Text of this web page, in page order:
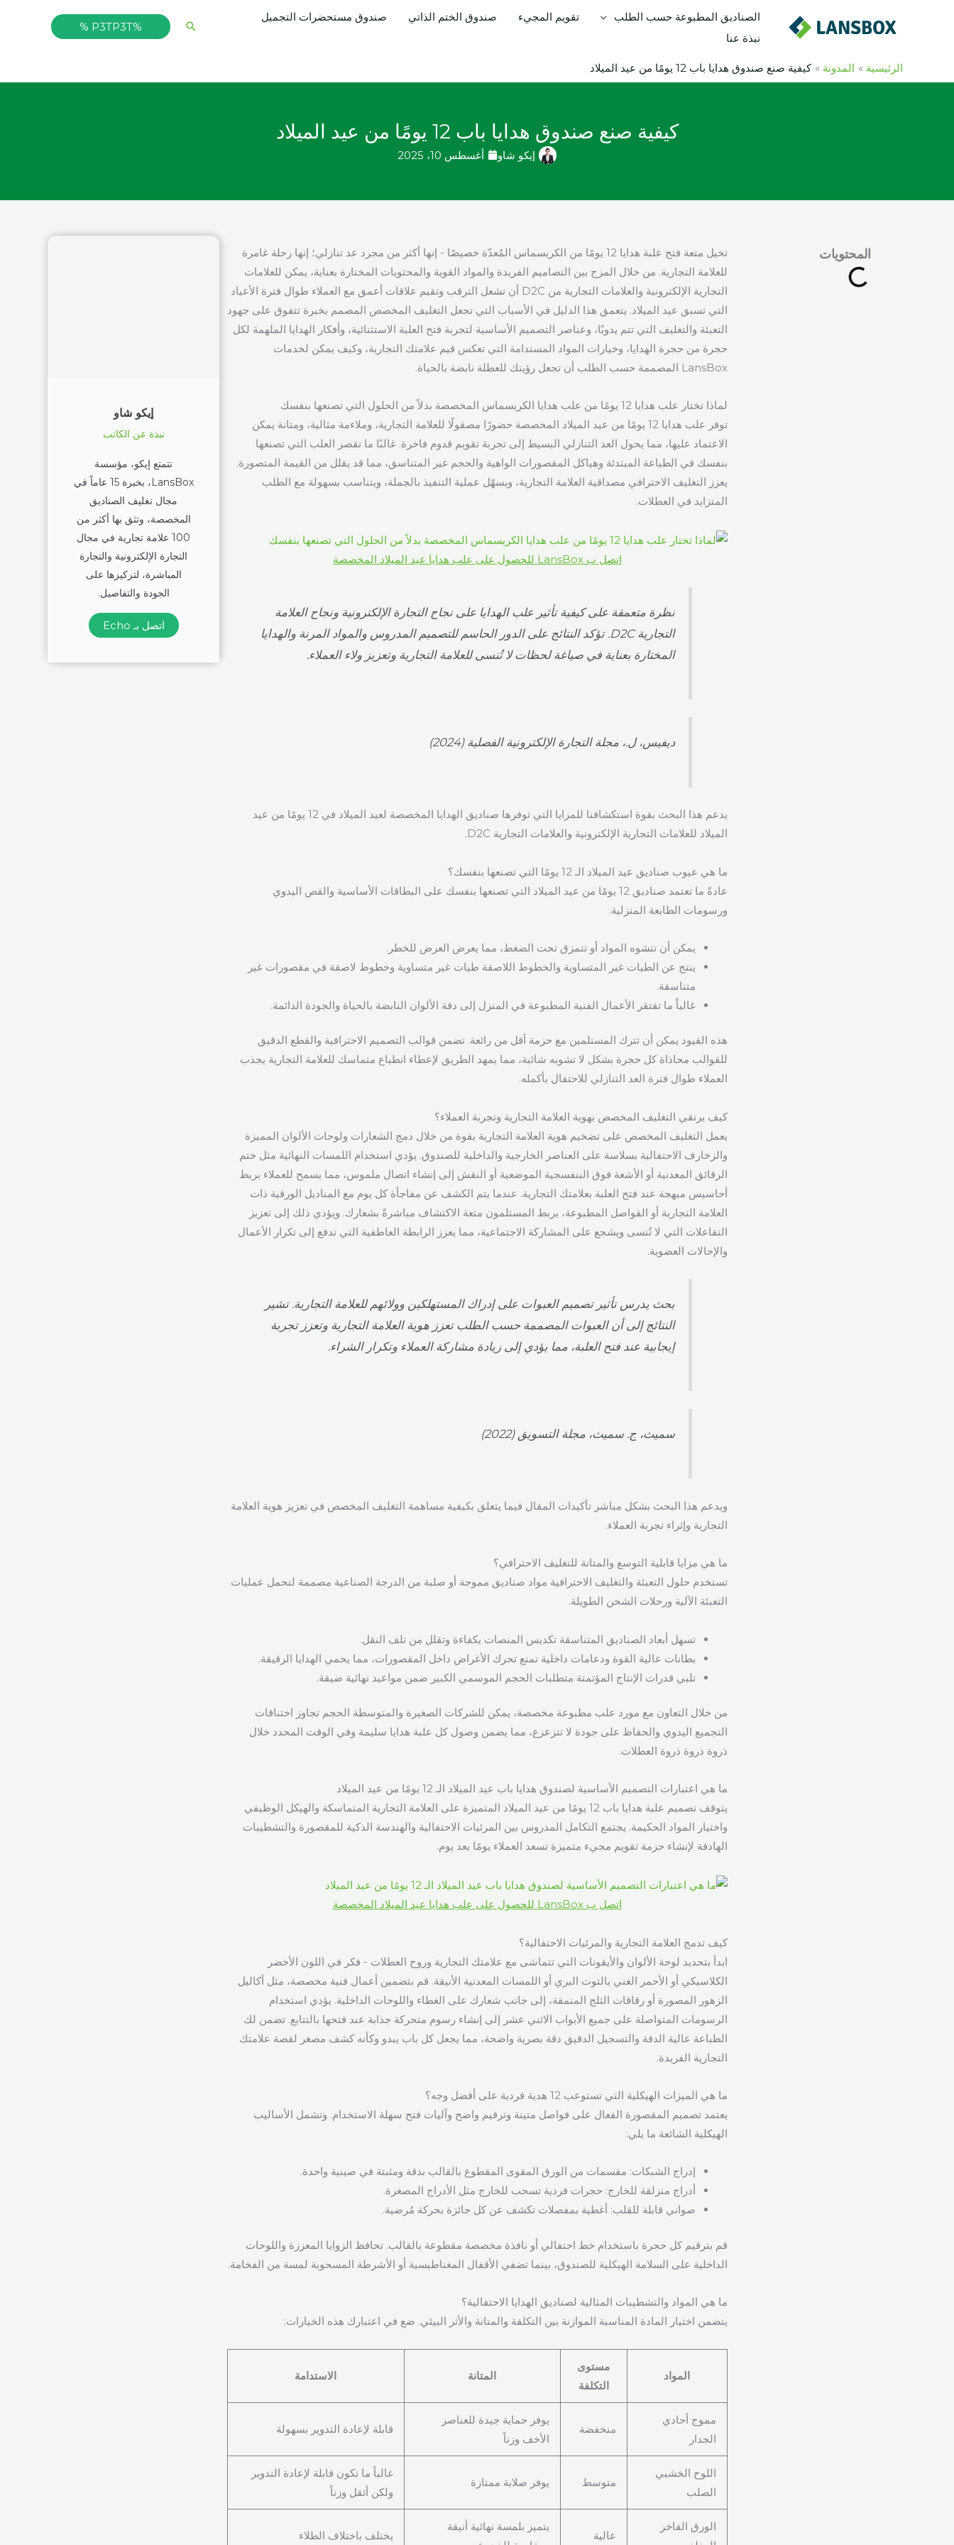
الصناديق المطبوعة حسب الطلب تقويم المجيء صندوق الختم الذاتي
صندوق مستحضرات التجميل
نبذة عنا
البحث %P3TP3T %
الرئيسية المدونة كيفية صنع صندوق هدايا باب 12 يومًا من عيد الميلاد
كيفية صنع صندوق هدايا باب 12 يومًا من عيد الميلاد
إيكو شاو أغسطس 10، 2025
المحتويات
تخيل متعة فتح علبة هدايا 12 يومًا من الكريسماس المُعدّة خصيصًا - إنها أكثر من مجرد عد تنازلي؛ إنها رحلة غامرة
للعلامة التجارية. من خلال المزج بين التصاميم الفريدة والمواد القوية والمحتويات المختارة بعناية، يمكن للعلامات
التجارية الإلكترونية والعلامات التجارية من D2C أن تشعل الترقب وتقيم علاقات أعمق مع العملاء طوال فترة الأعياد
التي تسبق عيد الميلاد. يتعمق هذا الدليل في الأسباب التي تجعل التغليف المخصص المصمم بخبرة تتفوق على جهود
التعبئة والتغليف التي تتم يدويًا، وعناصر التصميم الأساسية لتجربة فتح العلبة الاستثنائية، وأفكار الهدايا الملهمة لكل
حجرة من حجرة الهدايا، وخيارات المواد المستدامة التي تعكس قيم علامتك التجارية، وكيف يمكن لخدمات
LansBox المصممة حسب الطلب أن تجعل رؤيتك للعطلة نابضة بالحياة.
لماذا تختار علب هدايا 12 يومًا من علب هدايا الكريسماس المخصصة بدلاً من الحلول التي تصنعها بنفسك
توفر علب هدايا 12 يومًا من عيد الميلاد المخصصة حضورًا مصقولًا للعلامة التجارية، وملاءمة مثالية، ومتانة يمكن
الاعتماد عليها، مما يحول العد التنازلي البسيط إلى تجربة تقويم قدوم فاخرة. غالبًا ما تقصر العلب التي تصنعها
بنفسك في الطباعة المبتدئة وهياكل المقصورات الواهية والحجم غير المتناسق، مما قد يقلل من القيمة المتصورة.
يعزز التغليف الاحترافي مصداقية العلامة التجارية، ويسهّل عملية التنفيذ بالجملة، ويتناسب بسهولة مع الطلب
المتزايد في العطلات.
اتصل ب LansBox للحصول على علب هدايا عيد الميلاد المخصصة
نظرة متعمقة على كيفية تأثير علب الهدايا على نجاح التجارة الإلكترونية ونجاح العلامة
التجارية D2C. تؤكد النتائج على الدور الحاسم للتصميم المدروس والمواد المرنة والهدايا
المختارة بعناية في صياغة لحظات لا تُنسى للعلامة التجارية وتعزيز ولاء العملاء.
ديفيس، ل.، مجلة التجارة الإلكترونية الفصلية (2024)
يدعم هذا البحث بقوة استكشافنا للمزايا التي توفرها صناديق الهدايا المخصصة لعيد الميلاد في 12 يومًا من عيد
الميلاد للعلامات التجارية الإلكترونية والعلامات التجارية D2C.
ما هي عيوب صناديق عيد الميلاد الـ 12 يومًا التي تصنعها بنفسك؟
عادةً ما تعتمد صناديق 12 يومًا من عيد الميلاد التي تصنعها بنفسك على البطاقات الأساسية والقص اليدوي
ورسومات الطابعة المنزلية.
يمكن أن تتشوه المواد أو تتمزق تحت الضغط، مما يعرض العرض للخطر.
ينتج عن الطيات غير المتساوية والخطوط اللاصقة طيات غير متساوية وخطوط لاصقة في مقصورات غير
متناسقة.
غالباً ما تفتقر الأعمال الفنية المطبوعة في المنزل إلى دقة الألوان النابضة بالحياة والجودة الدائمة.
هذه القيود يمكن أن تترك المستلمين مع حزمة أقل من رائعة. تضمن قوالب التصميم الاحترافية والقطع الدقيق
للقوالب محاذاة كل حجرة بشكل لا تشوبه شائبة، مما يمهد الطريق لإعطاء انطباع متماسك للعلامة التجارية يجذب
العملاء طوال فترة العد التنازلي للاحتفال بأكمله.
كيف يرتقي التغليف المخصص بهوية العلامة التجارية وتجربة العملاء؟
يعمل التغليف المخصص على تضخيم هوية العلامة التجارية بقوة من خلال دمج الشعارات ولوحات الألوان المميزة
والزخارف الاحتفالية بسلاسة على العناصر الخارجية والداخلية للصندوق. يؤدي استخدام اللمسات النهائية مثل ختم
الرقائق المعدنية أو الأشعة فوق البنفسجية الموضعية أو النقش إلى إنشاء اتصال ملموس، مما يسمح للعملاء بربط
أحاسيس مبهجة عند فتح العلبة بعلامتك التجارية. عندما يتم الكشف عن مفاجأة كل يوم مع المناديل الورقية ذات
العلامة التجارية أو الفواصل المطبوعة، يربط المستلمون متعة الاكتشاف مباشرةً بشعارك. ويؤدي ذلك إلى تعزيز
التفاعلات التي لا تُنسى ويشجع على المشاركة الاجتماعية، مما يعزز الرابطة العاطفية التي تدفع إلى تكرار الأعمال
والإحالات العضوية.
بحث يدرس تأثير تصميم العبوات على إدراك المستهلكين وولائهم للعلامة التجارية. تشير
النتائج إلى أن العبوات المصممة حسب الطلب تعزز هوية العلامة التجارية وتعزز تجربة
إيجابية عند فتح العلبة، مما يؤدي إلى زيادة مشاركة العملاء وتكرار الشراء.
سميث، ج. سميث، مجلة التسويق (2022)
ويدعم هذا البحث بشكل مباشر تأكيدات المقال فيما يتعلق بكيفية مساهمة التغليف المخصص في تعزيز هوية العلامة
التجارية وإثراء تجربة العملاء.
ما هي مزايا قابلية التوسع والمتانة للتغليف الاحترافي؟
تستخدم حلول التعبئة والتغليف الاحترافية مواد صناديق مموجة أو صلبة من الدرجة الصناعية مصممة لتحمل عمليات
التعبئة الآلية ورحلات الشحن الطويلة.
تسهل أبعاد الصناديق المتناسقة تكديس المنصات بكفاءة وتقلل من تلف النقل.
بطانات عالية القوة ودعامات داخلية تمنع تحرك الأغراض داخل المقصورات، مما يحمي الهدايا الرقيقة.
تلبي قدرات الإنتاج المؤتمتة متطلبات الحجم الموسمي الكبير ضمن مواعيد نهائية ضيقة.
من خلال التعاون مع مورد علب مطبوعة مخصصة، يمكن للشركات الصغيرة والمتوسطة الحجم تجاوز اختناقات
التجميع اليدوي والحفاظ على جودة لا تتزعزع، مما يضمن وصول كل علبة هدايا سليمة وفي الوقت المحدد خلال
ذروة ذروة ذروة العطلات.
ما هي اعتبارات التصميم الأساسية لصندوق هدايا باب عيد الميلاد الـ 12 يومًا من عيد الميلاد
يتوقف تصميم علبة هدايا باب 12 يومًا من عيد الميلاد المتميزة على العلامة التجارية المتماسكة والهيكل الوظيفي
واختيار المواد الحكيمة. يجتمع التكامل المدروس بين المرئيات الاحتفالية والهندسة الذكية للمقصورة والتشطيبات
الهادفة لإنشاء حزمة تقويم مجيء متميزة تسعد العملاء يومًا بعد يوم.
اتصل ب LansBox للحصول على علب هدايا عيد الميلاد المخصصة
كيف تدمج العلامة التجارية والمرئيات الاحتفالية؟
ابدأ بتحديد لوحة الألوان والأيقونات التي تتماشى مع علامتك التجارية وروح العطلات - فكر في اللون الأخضر
الكلاسيكي أو الأحمر الغني بالتوت البري أو اللمسات المعدنية الأنيقة. قم بتضمين أعمال فنية مخصصة، مثل أكاليل
الزهور المصورة أو رقاقات الثلج المنمقة، إلى جانب شعارك على الغطاء واللوحات الداخلية. يؤدي استخدام
الرسومات المتواصلة على جميع الأبواب الاثني عشر إلى إنشاء رسوم متحركة جذابة عند فتحها بالتتابع. تضمن لك
الطباعة عالية الدقة والتسجيل الدقيق دقة بصرية واضحة، مما يجعل كل باب يبدو وكأنه كشف مصغر لقصة علامتك
التجارية الفريدة.
ما هي الميزات الهيكلية التي تستوعب 12 هدية فردية على أفضل وجه؟
يعتمد تصميم المقصورة الفعال على فواصل متينة وترقيم واضح وآليات فتح سهلة الاستخدام. وتشمل الأساليب
الهيكلية الشائعة ما يلي:
إدراج الشبكات: مقسمات من الورق المقوى المقطوع بالقالب بدقة ومثبتة في صينية واحدة.
أدراج منزلقة للخارج: حجرات فردية تسحب للخارج مثل الأدراج المصغرة.
صواني قابلة للقلب: أغطية بمفصلات تكشف عن كل جائزة بحركة مُرضية.
قم بترقيم كل حجرة باستخدام خط احتفالي أو نافذة مخصصة مقطوعة بالقالب. تحافظ الزوايا المعززة واللوحات
الداخلية على السلامة الهيكلية للصندوق، بينما تضفي الأقفال المغناطيسية أو الأشرطة المسحوبة لمسة من الفخامة.
ما هي المواد والتشطيبات المثالية لصناديق الهدايا الاحتفالية؟
يتضمن اختيار المادة المناسبة الموازنة بين التكلفة والمتانة والأثر البيئي. ضع في اعتبارك هذه الخيارات:
المواد
مستوى
التكلفة
المتانة الاستدامة
مموج أحادي
الجدار
منخفضة
يوفر حماية جيدة للعناصر
الأخف وزناً
قابلة لإعادة التدوير بسهولة
اللوح الخشبي
الصلب
متوسط يوفر صلابة ممتازة
غالباً ما تكون قابلة لإعادة التدوير
ولكن أثقل وزناً
الورق الفاخر
عالية
يتميز بلمسة نهائية أنيقة
يختلف باختلاف الطلاء
إيكو شاو
نبذة عن الكاتب
تتمتع إيكو، مؤسسة
LansBox، بخبرة 15 عاماً في
مجال تغليف الصناديق
المخصصة، وتثق بها أكثر من
100 علامة تجارية في مجال
التجارة الإلكترونية والتجارة
المباشرة، لتركيزها على
الجودة والتفاصيل.
اتصل بـ Echo